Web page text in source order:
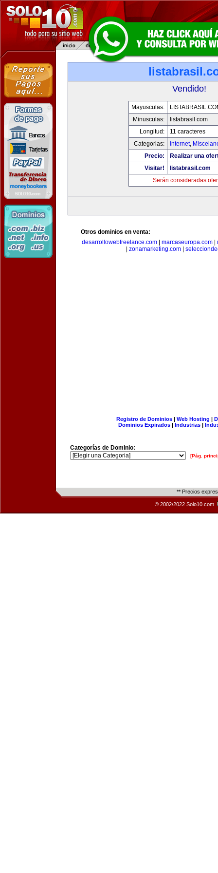
Vendido!
Mayusculas:
Minusculas:
listabrasil.com
Longitud:
11 caracteres
Categorias:
Internet,
Precio:
Realizar una
Visitar!
listabrasil.com
Serán consideradas
Otros dominios en venta:
desarrollowebfreelance.com| marcaseuropa.com|
zonamarketing.com
Registro de Dominios| Web Hosting |
Dominios Expirados | Industrias |
Categorías de Dominio:
[Pág.
** Precios
© 2002/2022 Solo10.com